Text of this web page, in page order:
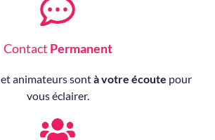
Contact Permanent
et animateurs sontà votre écoute pour
vous éclairer.